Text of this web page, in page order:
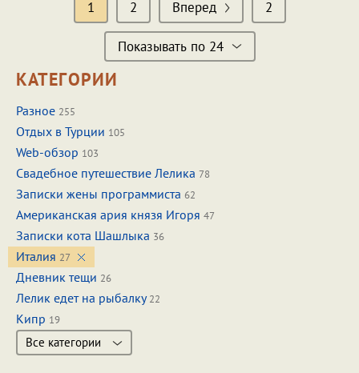
1 2 Вперед 2
Показывать по 24
КАТЕГОРИИ
Разное 255
Отдых в Турции 105
Web-обзор 103
Свадебное путешествие Лелика 78
Записки жены программиста 62
Американская ария князя Игоря 47
Записки кота Шашлыка 36
Италия 27
Дневник тещи 26
Лелик едет на рыбалку22
Кипр 19
Все категории